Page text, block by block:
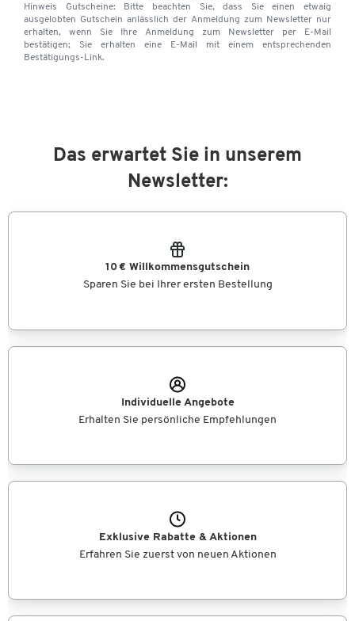
Hinweis Gutscheine: Bitte beachten Sie, dass Sie einen etwaig
ausgelobten Gutschein anlässlich der Anmeldung zum Newsletter nur
erhalten, wenn Sie Ihre Anmeldung zum Newsletter per E-Mail
bestätigen; Sie erhalten eine E-Mail mit einem entsprechenden
Bestätigungs-Link.
Das erwartet Sie in unserem
Newsletter:
10 € Willkommensgutschein
Sparen Sie bei Ihrer ersten Bestellung
Individuelle Angebote
Erhalten Sie persönliche Empfehlungen
Exklusive Rabatte & Aktionen
Erfahren Sie zuerst von neuen Aktionen